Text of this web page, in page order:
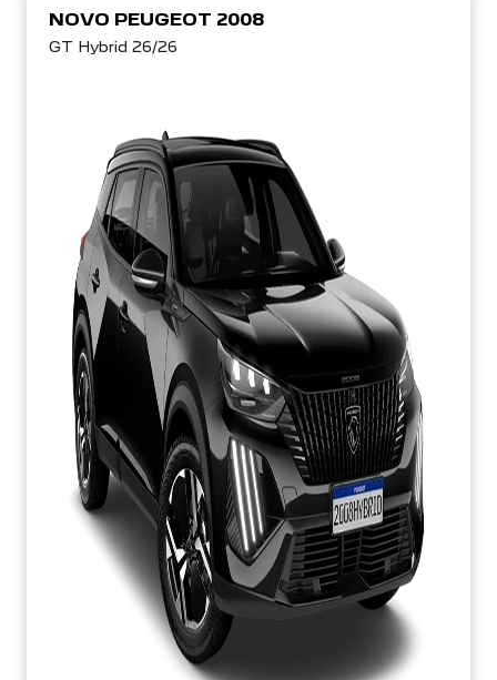
NOVO PEUGEOT 2008
GT Hybrid 26/26